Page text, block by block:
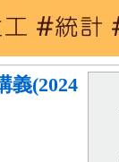
義(2024